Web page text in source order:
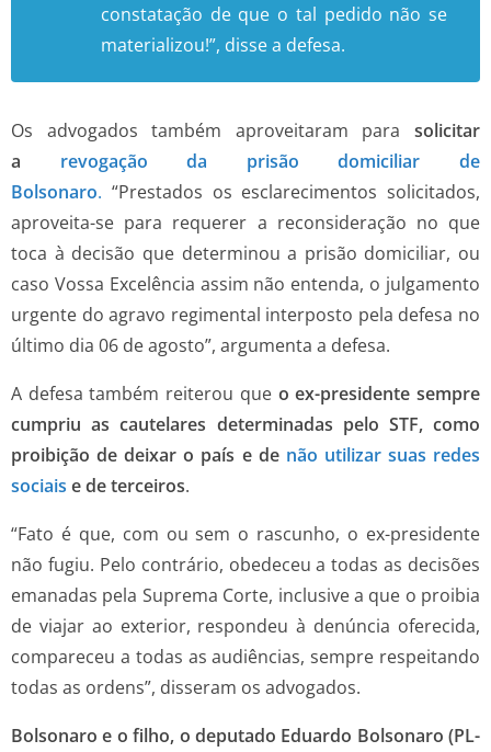
constatação de que o tal pedido não se
materializou!”, disse a defesa.
Os advogados também aproveitaram para solicitar
a revogação da prisão domiciliar de
Bolsonaro. “Prestados os esclarecimentos solicitados,
aproveita-se para requerer a reconsideração no que
toca à decisão que determinou a prisão domiciliar, ou
caso Vossa Excelência assim não entenda, o julgamento
urgente do agravo regimental interposto pela defesa no
último dia 06 de agosto”, argumenta a defesa.
A defesa também reiterou que o ex-presidente sempre
cumpriu as cautelares determinadas pelo STF, como
proibição de deixar o país e de não utilizar suas redes
sociais e de terceiros.
“Fato é que, com ou sem o rascunho, o ex-presidente
não fugiu. Pelo contrário, obedeceu a todas as decisões
emanadas pela Suprema Corte, inclusive a que o proibia
de viajar ao exterior, respondeu à denúncia oferecida,
compareceu a todas as audiências, sempre respeitando
todas as ordens”, disseram os advogados.
Bolsonaro e o filho, o deputado Eduardo Bolsonaro (PL-